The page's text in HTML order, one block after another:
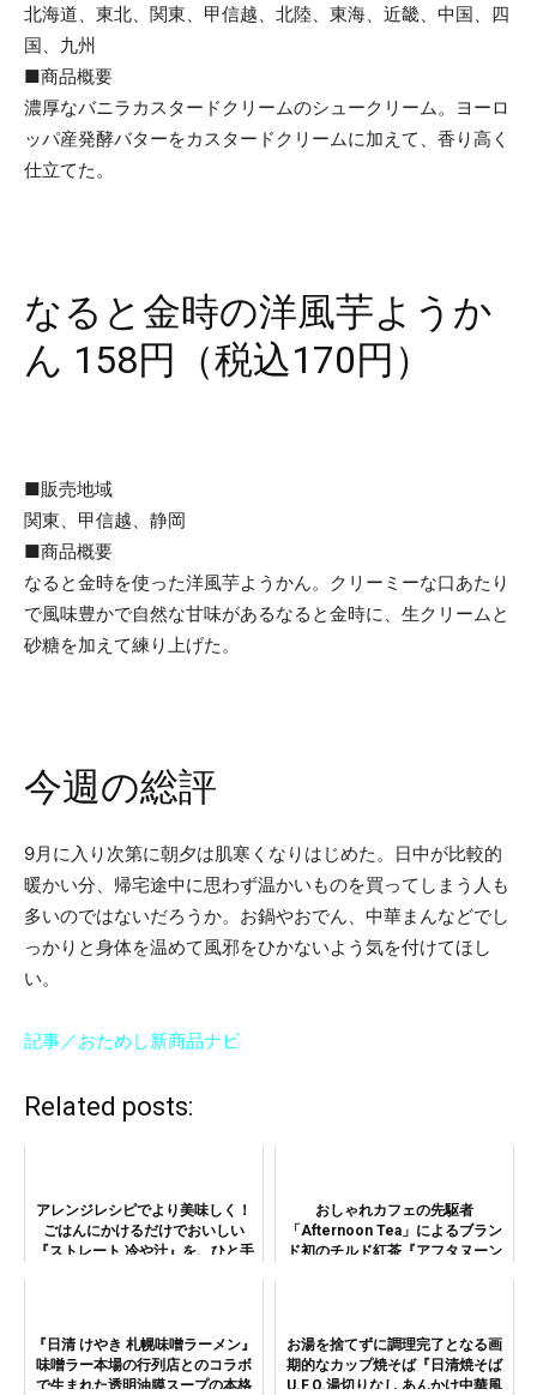
北海道、東北、関東、甲信越、北陸、東海、近畿、中国、四
国、九州
■商品概要
濃厚なバニラカスタードクリームのシュークリーム。ヨーロ
ッパ産発酵バターをカスタードクリームに加えて、香り高く
仕立てた。
なると金時の洋風芋ようか
ん 158円（税込170円）
■販売地域
関東、甲信越、静岡
■商品概要
なると金時を使った洋風芋ようかん。クリーミーな口あたり
で風味豊かで自然な甘味があるなると金時に、生クリームと
砂糖を加えて練り上げた。
今週の総評
9月に入り次第に朝夕は肌寒くなりはじめた。日中が比較的
暖かい分、帰宅途中に思わず温かいものを買ってしまう人も
多いのではないだろうか。お鍋やおでん、中華まんなどでし
っかりと身体を温めて風邪をひかないよう気を付けてほし
い。
記事／おためし新商品ナビ
Related posts:
アレンジレシピでより美味しく！
ごはんにかけるだけでおいしい
『ストレート 冷や汁』を、ひと手
おしゃれカフェの先駆者
「Afternoon Tea」によるブラン
ド初のチルド紅茶『アフタヌーン
『日清 けやき 札幌味噌ラーメン』
味噌ラー本場の行列店とのコラボ
で生まれた透明油膜スープの本格
お湯を捨てずに調理完了となる画
期的なカップ焼そば『日清焼そば
U.F.O.湯切りなし あんかけ中華風